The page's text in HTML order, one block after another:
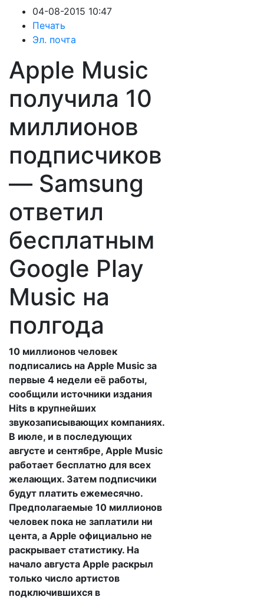
04-08-2015 10:47
Печать
Эл. почта
Apple Music
получила 10
миллионов
подписчиков
— Samsung
ответил
бесплатным
Google Play
Music на
полгода
10 миллионов человек
подписались на Apple Music за
первые 4 недели её работы,
сообщили источники издания
Hits в крупнейших
звукозаписывающих компаниях.
В июле, и в последующих
августе и сентябре, Apple Music
работает бесплатно для всех
желающих. Затем подписчики
будут платить ежемесячно.
Предполагаемые 10 миллионов
человек пока не заплатили ни
цента, а Apple официально не
раскрывает статистику. На
начало августа Apple раскрыл
только число артистов
подключившихся в